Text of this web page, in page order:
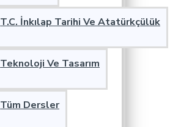
T.C. İnkılap Tarihi Ve Atatürkçülük
Teknoloji Ve Tasarım
Tüm Dersler